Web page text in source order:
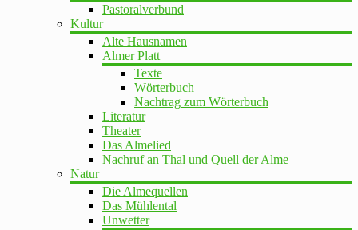
Pastoralverbund
Kultur
Alte Hausnamen
Almer Platt
Texte
Wörterbuch
Nachtrag zum Wörterbuch
Literatur
Theater
Das Almelied
Nachruf an Thal und Quell der Alme
Natur
Die Almequellen
Das Mühlental
Unwetter